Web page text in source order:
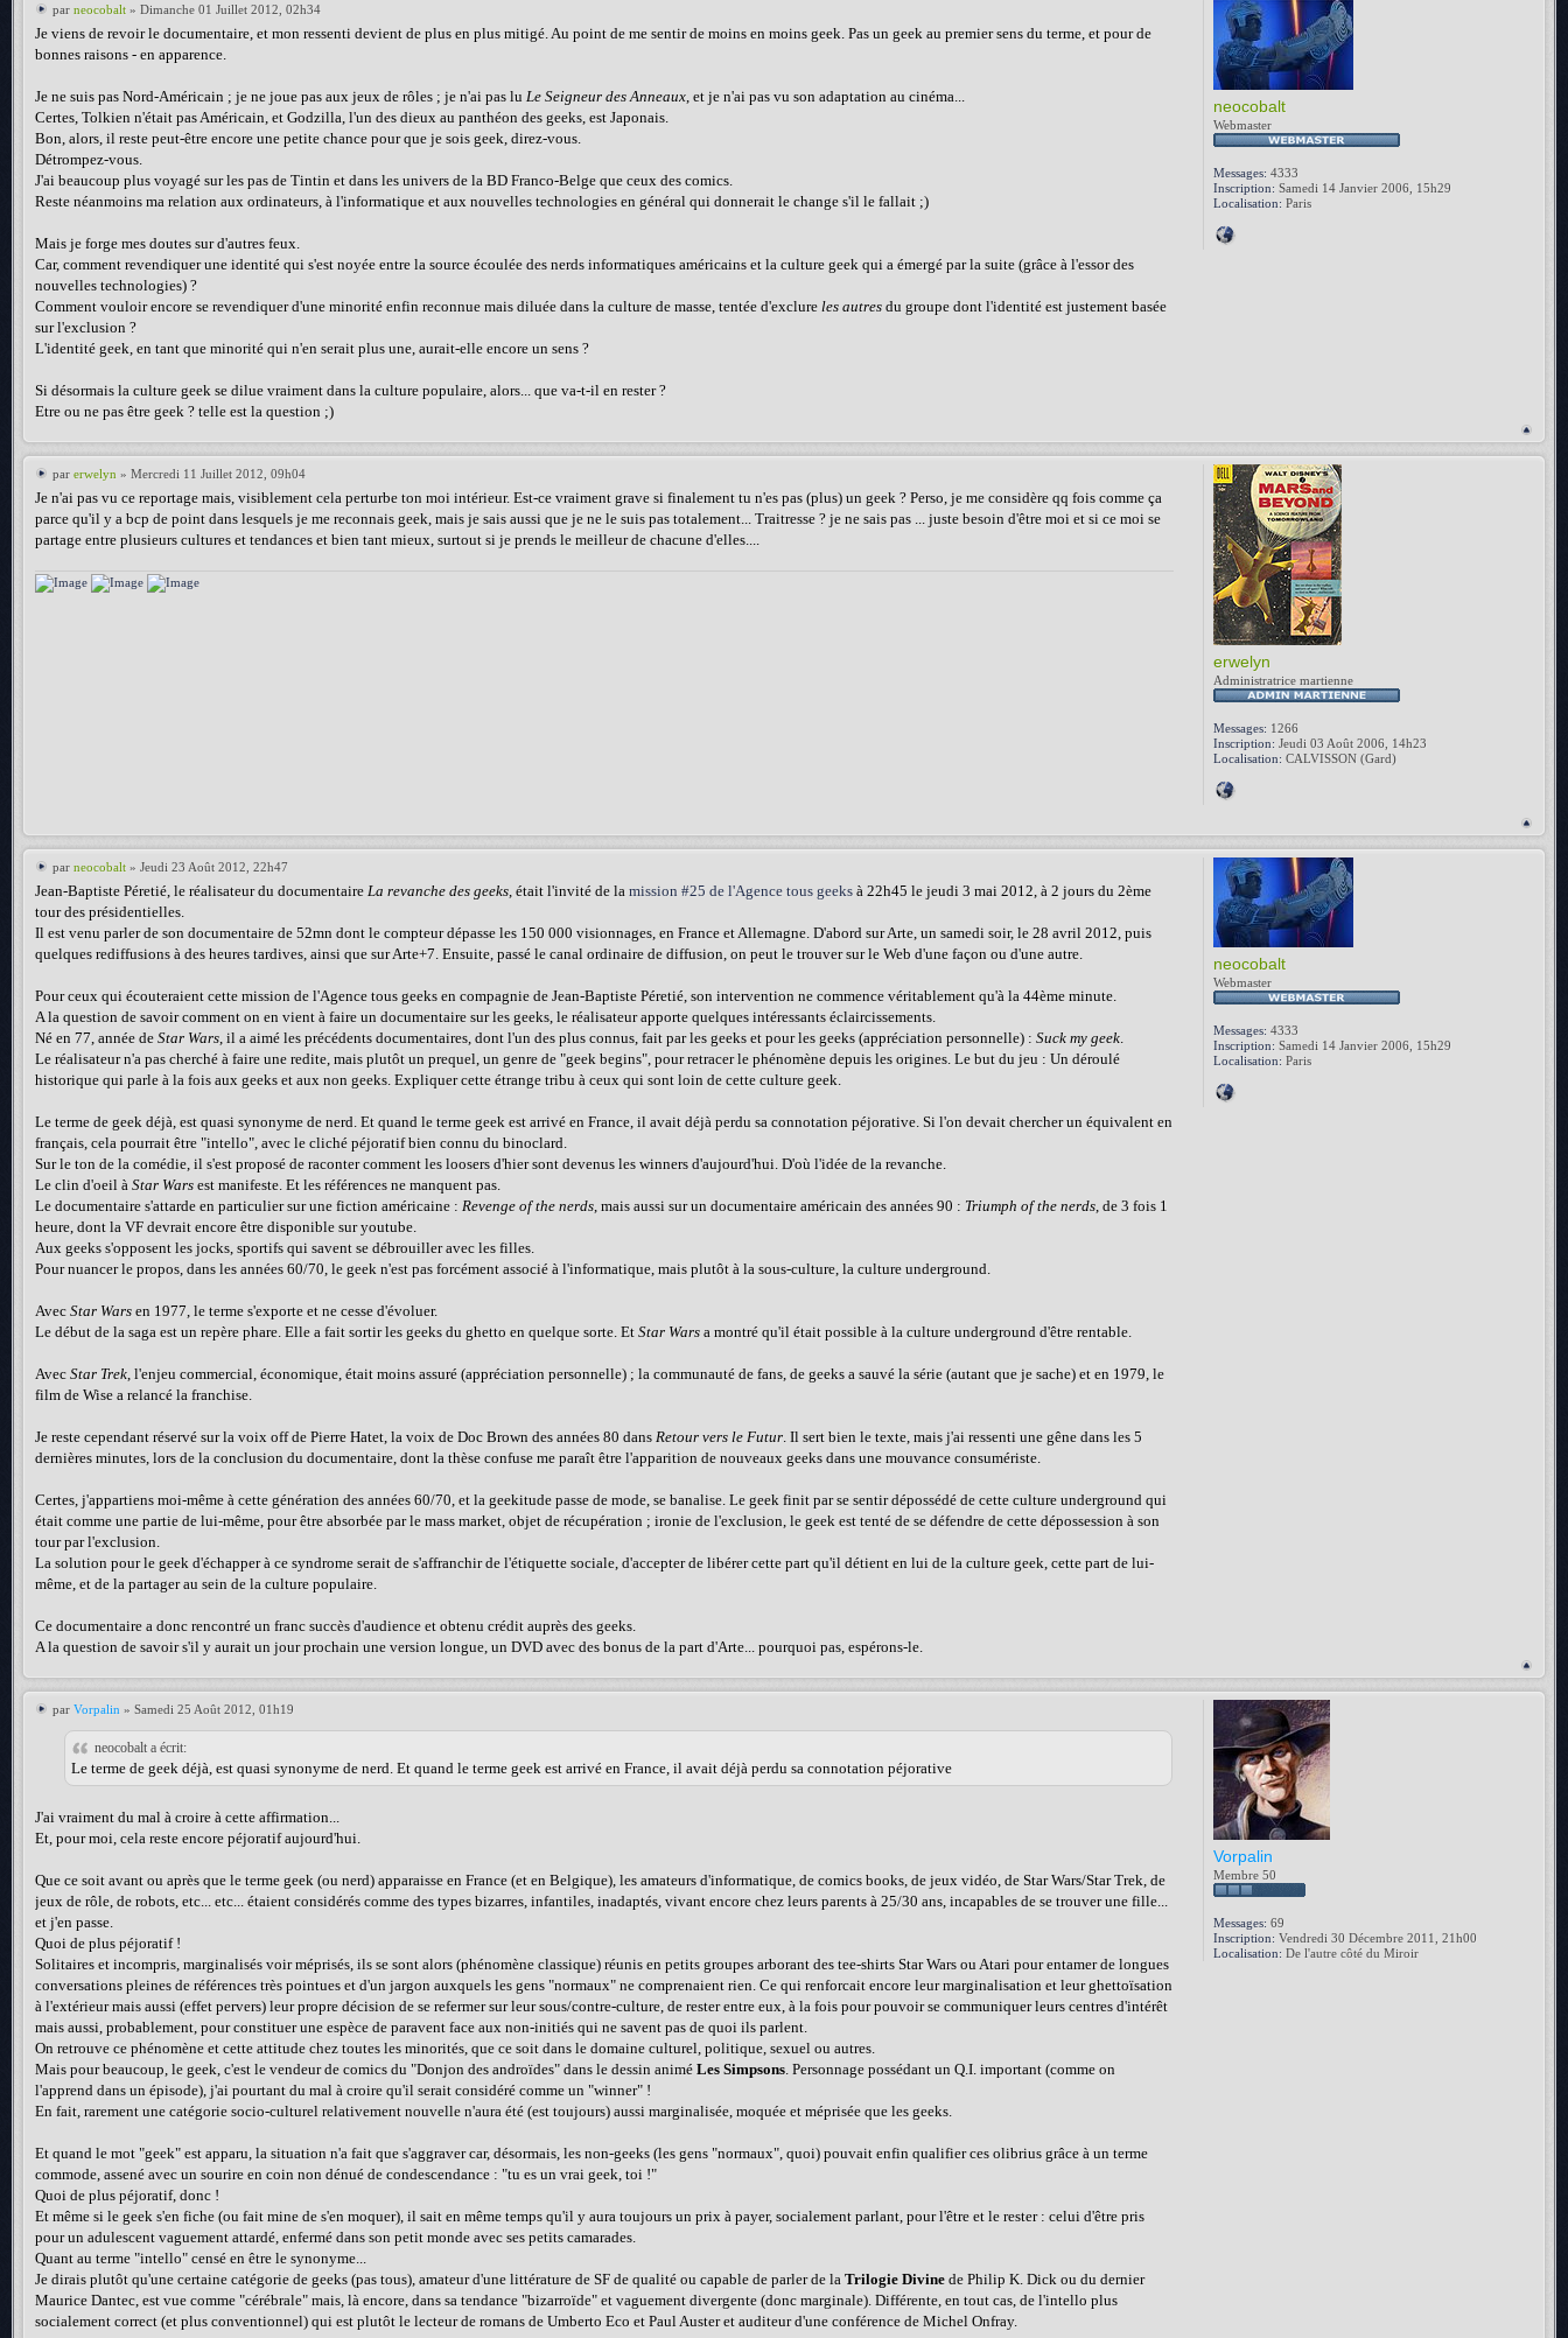
par neocobalt » Dimanche 01 Juillet 2012, 02h34
Je viens de revoir le documentaire, et mon ressenti devient de plus en plus mitigé. Au point de me sentir de moins en moins geek. Pas un geek au premier sens du terme, et pour de
bonnes raisons - en apparence.
Je ne suis pas Nord-Américain ; je ne joue pas aux jeux de rôles ; je n'ai pas lu Le Seigneur des Anneaux , et je n'ai pas vu son adaptation au cinéma...
Certes, Tolkien n'était pas Américain, et Godzilla, l'un des dieux au panthéon des geeks, est Japonais.
Bon, alors, il reste peut-être encore une petite chance pour que je sois geek, direz-vous.
Détrompez-vous.
J'ai beaucoup plus voyagé sur les pas de Tintin et dans les univers de la BD Franco-Belge que ceux des comics.
Reste néanmoins ma relation aux ordinateurs, à l'informatique et aux nouvelles technologies en général qui donnerait le change s'il le fallait ;)
Mais je forge mes doutes sur d'autres feux.
Car, comment revendiquer une identité qui s'est noyée entre la source écoulée des nerds informatiques américains et la culture geek qui a émergé par la suite (grâce à l'essor des
nouvelles technologies) ?
Comment vouloir encore se revendiquer d'une minorité enfin reconnue mais diluée dans la culture de masse, tentée d'exclure les autres du groupe dont l'identité est justement basée
sur l'exclusion ?
L'identité geek, en tant que minorité qui n'en serait plus une, aurait-elle encore un sens ?
Si désormais la culture geek se dilue vraiment dans la culture populaire, alors... que va-t-il en rester ?
Etre ou ne pas être geek ? telle est la question ;)
neocobalt
Webmaster
Messages: 4333
Inscription: Samedi 14 Janvier 2006, 15h29
Localisation: Paris
par erwelyn » Mercredi 11 Juillet 2012, 09h04
Je n'ai pas vu ce reportage mais, visiblement cela perturbe ton moi intérieur. Est-ce vraiment grave si finalement tu n'es pas (plus) un geek ? Perso, je me considère qq fois comme ça
parce qu'il y a bcp de point dans lesquels je me reconnais geek, mais je sais aussi que je ne le suis pas totalement... Traitresse ? je ne sais pas ... juste besoin d'être moi et si ce moi se
partage entre plusieurs cultures et tendances et bien tant mieux, surtout si je prends le meilleur de chacune d'elles....
erwelyn
Administratrice martienne
Messages: 1266
Inscription: Jeudi 03 Août 2006, 14h23
Localisation: CALVISSON (Gard)
par neocobalt » Jeudi 23 Août 2012, 22h47
Jean-Baptiste Péretié, le réalisateur du documentaire La revanche des geeks , était l'invité de la mission #25 de l'Agence tous geeks à 22h45 le jeudi 3 mai 2012, à 2 jours du 2ème
tour des présidentielles.
Il est venu parler de son documentaire de 52mn dont le compteur dépasse les 150 000 visionnages, en France et Allemagne. D'abord sur Arte, un samedi soir, le 28 avril 2012, puis
quelques rediffusions à des heures tardives, ainsi que sur Arte+7. Ensuite, passé le canal ordinaire de diffusion, on peut le trouver sur le Web d'une façon ou d'une autre.
Pour ceux qui écouteraient cette mission de l'Agence tous geeks en compagnie de Jean-Baptiste Péretié, son intervention ne commence véritablement qu'à la 44ème minute.
A la question de savoir comment on en vient à faire un documentaire sur les geeks, le réalisateur apporte quelques intéressants éclaircissements.
Né en 77, année de Star Wars , il a aimé les précédents documentaires, dont l'un des plus connus, fait par les geeks et pour les geeks (appréciation personnelle) : Suck my geek
Le réalisateur n'a pas cherché à faire une redite, mais plutôt un prequel, un genre de "geek begins", pour retracer le phénomène depuis les origines. Le but du jeu : Un déroulé
historique qui parle à la fois aux geeks et aux non geeks. Expliquer cette étrange tribu à ceux qui sont loin de cette culture geek.
Le terme de geek déjà, est quasi synonyme de nerd. Et quand le terme geek est arrivé en France, il avait déjà perdu sa connotation péjorative. Si l'on devait chercher un équivalent en
français, cela pourrait être "intello", avec le cliché péjoratif bien connu du binoclard.
Sur le ton de la comédie, il s'est proposé de raconter comment les loosers d'hier sont devenus les winners d'aujourd'hui. D'où l'idée de la revanche.
Le clin d'oeil à Star Wars est manifeste. Et les références ne manquent pas.
Le documentaire s'attarde en particulier sur une fiction américaine : Revenge of the nerds , mais aussi sur un documentaire américain des années 90 : Triumph of the nerds , de 3 fois 1
heure, dont la VF devrait encore être disponible sur youtube.
Aux geeks s'opposent les jocks, sportifs qui savent se débrouiller avec les filles.
Pour nuancer le propos, dans les années 60/70, le geek n'est pas forcément associé à l'informatique, mais plutôt à la sous-culture, la culture underground.
Avec Star Wars en 1977, le terme s'exporte et ne cesse d'évoluer.
Le début de la saga est un repère phare. Elle a fait sortir les geeks du ghetto en quelque sorte. Et Star Wars a montré qu'il était possible à la culture underground d'être rentable.
Avec Star Trek , l'enjeu commercial, économique, était moins assuré (appréciation personnelle) ; la communauté de fans, de geeks a sauvé la série (autant que je sache) et en 1979, le
film de Wise a relancé la franchise.
Je reste cependant réservé sur la voix off de Pierre Hatet, la voix de Doc Brown des années 80 dans Retour vers le Futur . Il sert bien le texte, mais j'ai ressenti une gêne dans les 5
dernières minutes, lors de la conclusion du documentaire, dont la thèse confuse me paraît être l'apparition de nouveaux geeks dans une mouvance consumériste.
Certes, j'appartiens moi-même à cette génération des années 60/70, et la geekitude passe de mode, se banalise. Le geek finit par se sentir dépossédé de cette culture underground qui
était comme une partie de lui-même, pour être absorbée par le mass market, objet de récupération ; ironie de l'exclusion, le geek est tenté de se défendre de cette dépossession à son
tour par l'exclusion.
La solution pour le geek d'échapper à ce syndrome serait de s'affranchir de l'étiquette sociale, d'accepter de libérer cette part qu'il détient en lui de la culture geek, cette part de lui-
même, et de la partager au sein de la culture populaire.
Ce documentaire a donc rencontré un franc succès d'audience et obtenu crédit auprès des geeks.
A la question de savoir s'il y aurait un jour prochain une version longue, un DVD avec des bonus de la part d'Arte... pourquoi pas, espérons-le.
neocobalt
Webmaster
Messages: 4333
Inscription: Samedi 14 Janvier 2006, 15h29
Localisation: Paris
par Vorpalin » Samedi 25 Août 2012, 01h19
neocobalt a écrit:
Le terme de geek déjà, est quasi synonyme de nerd. Et quand le terme geek est arrivé en France, il avait déjà perdu sa connotation péjorative
J'ai vraiment du mal à croire à cette affirmation...
Et, pour moi, cela reste encore péjoratif aujourd'hui.
Que ce soit avant ou après que le terme geek (ou nerd) apparaisse en France (et en Belgique), les amateurs d'informatique, de comics books, de jeux vidéo, de Star Wars/Star Trek, de
jeux de rôle, de robots, etc... etc... étaient considérés comme des types bizarres, infantiles, inadaptés, vivant encore chez leurs parents à 25/30 ans, incapables de se trouver une fille...
et j'en passe.
Quoi de plus péjoratif !
Solitaires et incompris, marginalisés voir méprisés, ils se sont alors (phénomène classique) réunis en petits groupes arborant des tee-shirts Star Wars ou Atari pour entamer de longues
conversations pleines de références très pointues et d'un jargon auxquels les gens "normaux" ne comprenaient rien. Ce qui renforcait encore leur marginalisation et leur ghettoïsation
à l'extérieur mais aussi (effet pervers) leur propre décision de se refermer sur leur sous/contre-culture, de rester entre eux, à la fois pour pouvoir se communiquer leurs centres d'intérêt
mais aussi, probablement, pour constituer une espèce de paravent face aux non-initiés qui ne savent pas de quoi ils parlent.
On retrouve ce phénomène et cette attitude chez toutes les minorités, que ce soit dans le domaine culturel, politique, sexuel ou autres.
Mais pour beaucoup, le geek, c'est le vendeur de comics du "Donjon des androïdes" dans le dessin animé Les Simpsons. Personnage possédant un Q.I. important (comme on
l'apprend dans un épisode), j'ai pourtant du mal à croire qu'il serait considéré comme un "winner" !
En fait, rarement une catégorie socio-culturel relativement nouvelle n'aura été (est toujours) aussi marginalisée, moquée et méprisée que les geeks.
Et quand le mot "geek" est apparu, la situation n'a fait que s'aggraver car, désormais, les non-geeks (les gens "normaux", quoi) pouvait enfin qualifier ces olibrius grâce à un terme
commode, assené avec un sourire en coin non dénué de condescendance : "tu es un vrai geek, toi !"
Quoi de plus péjoratif, donc !
Et même si le geek s'en fiche (ou fait mine de s'en moquer), il sait en même temps qu'il y aura toujours un prix à payer, socialement parlant, pour l'être et le rester : celui d'être pris
pour un adulescent vaguement attardé, enfermé dans son petit monde avec ses petits camarades.
Quant au terme "intello" censé en être le synonyme...
Je dirais plutôt qu'une certaine catégorie de geeks (pas tous), amateur d'une littérature de SF de qualité ou capable de parler de la Trilogie Divine de Philip K. Dick ou du dernier
Maurice Dantec, est vue comme "cérébrale" mais, là encore, dans sa tendance "bizarroïde" et vaguement divergente (donc marginale). Différente, en tout cas, de l'intello plus
socialement correct (et plus conventionnel) qui est plutôt le lecteur de romans de Umberto Eco et Paul Auster et auditeur d'une conférence de Michel Onfray.
Vorpalin
Membre 50
Messages: 69
Inscription: Vendredi 30 Décembre 2011, 21h00
Localisation: De l'autre côté du Miroir